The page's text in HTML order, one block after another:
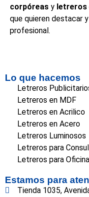
corpóreas y letreros
que quieren destacar
profesional.
Lo que hacemos
Letreros
Letreros en MDF
Letreros en Acrilico
Letreros en Acero
Letreros Luminosos
Letreros para
Letreros para
Estamos para
Tienda 1035,